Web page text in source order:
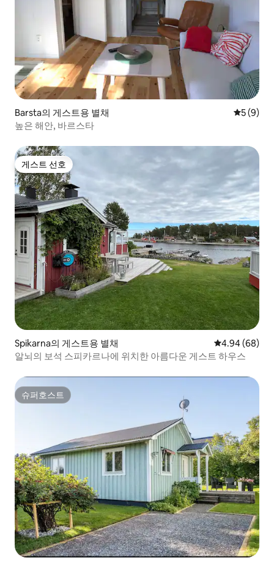
Barsta의 게스트용 별채 평점 5점
5 (9)
높은 해안, 바르스타
게스트 선호
게스트 선호
Spikarna의 게스트용 별채 평점 4.94점(5
4.94 (68)
알뇌의 보석 스피카르나에 위치한 아름다운 게스트 하우스
슈퍼호스트
슈퍼호스트